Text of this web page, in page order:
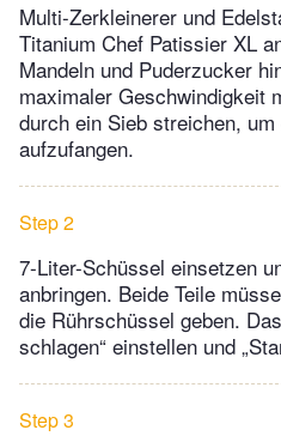
Multi-Zerkleinerer und
Titanium Chef Patissier XL
Mandeln und Puderzucker
maximaler Geschwindigkeit
durch ein Sieb streichen,
aufzufangen.
Step 2
7-Liter-Schüssel einsetzen
anbringen. Beide Teile
die Rührschüssel geben.
schlagen“ einstellen und
Step 3